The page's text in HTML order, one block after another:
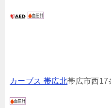
カーブス 帯広北帯広市西17